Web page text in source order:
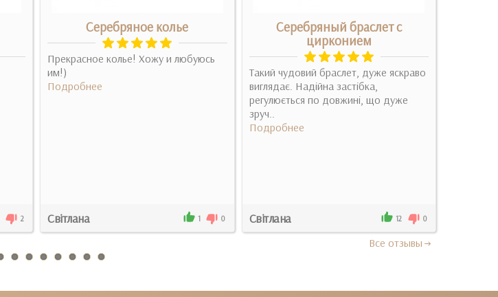
2
Серебряное колье
Прекрасное колье! Хожу и любуюсь
им!)
Подробнее
Світлана 1 0
Серебряный браслет с
цирконием
Такий чудовий браслет, дуже яскраво
виглядає. Надійна застібка,
регулюється по довжині, що дуже
зруч..
Подробнее
Світлана 12 0
Все отзывы